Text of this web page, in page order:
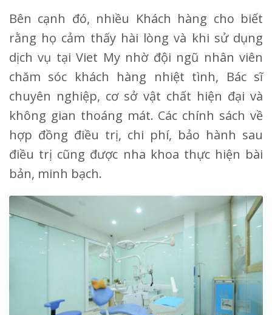
Bên cạnh đó, nhiều Khách hàng cho biết
rằng họ cảm thấy hài lòng và khi sử dụng
dịch vụ tại Viet My nhờ đội ngũ nhân viên
chăm sóc khách hàng nhiệt tình, Bác sĩ
chuyên nghiệp, cơ sở vật chất hiện đại và
không gian thoáng mát. Các chính sách về
hợp đồng điều trị, chi phí, bảo hành sau
điều trị cũng được nha khoa thực hiện bài
bản, minh bạch.